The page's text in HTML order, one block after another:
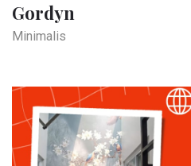
Gordyn
Minimalis